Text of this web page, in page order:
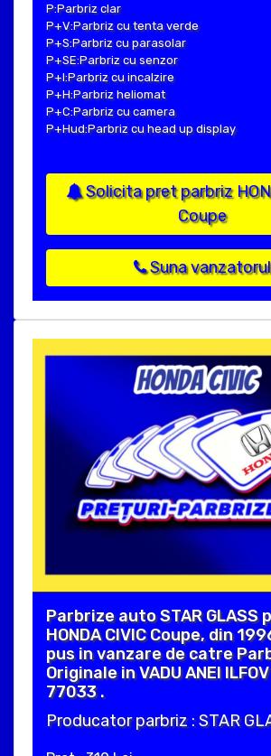
P:Parbriz clar
P+V:Parbriz cu tenta verde
P+S:Parbriz cu parasolar
P+SE:Parbriz cu senzor
P+I:Parbriz cu incalzire
P+H:Parbriz heliomat
P+C:Parbriz cu camera
P+Hud:Parbriz cu head up display
Solicita pret parbriz
Coupe
Suna vanzatorul
Parbrize auto STAR GLASS
HONDA CIVIC Coupe, din
pus in vanzare de catre
Originale in VADU ANEI
77033 .
Producator parbriz : STAR